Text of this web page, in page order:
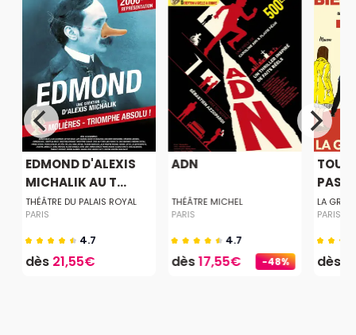
EDMOND D'ALEXIS
MICHALIK AU T...
THÉÂTRE DU PALAIS ROYAL
PARIS
4.7
dès 21,55€ -48%
ADN
THÉÂTRE MICHEL
PARIS
4.7
dès17,55€
TOUT
LA
PARIS
dès